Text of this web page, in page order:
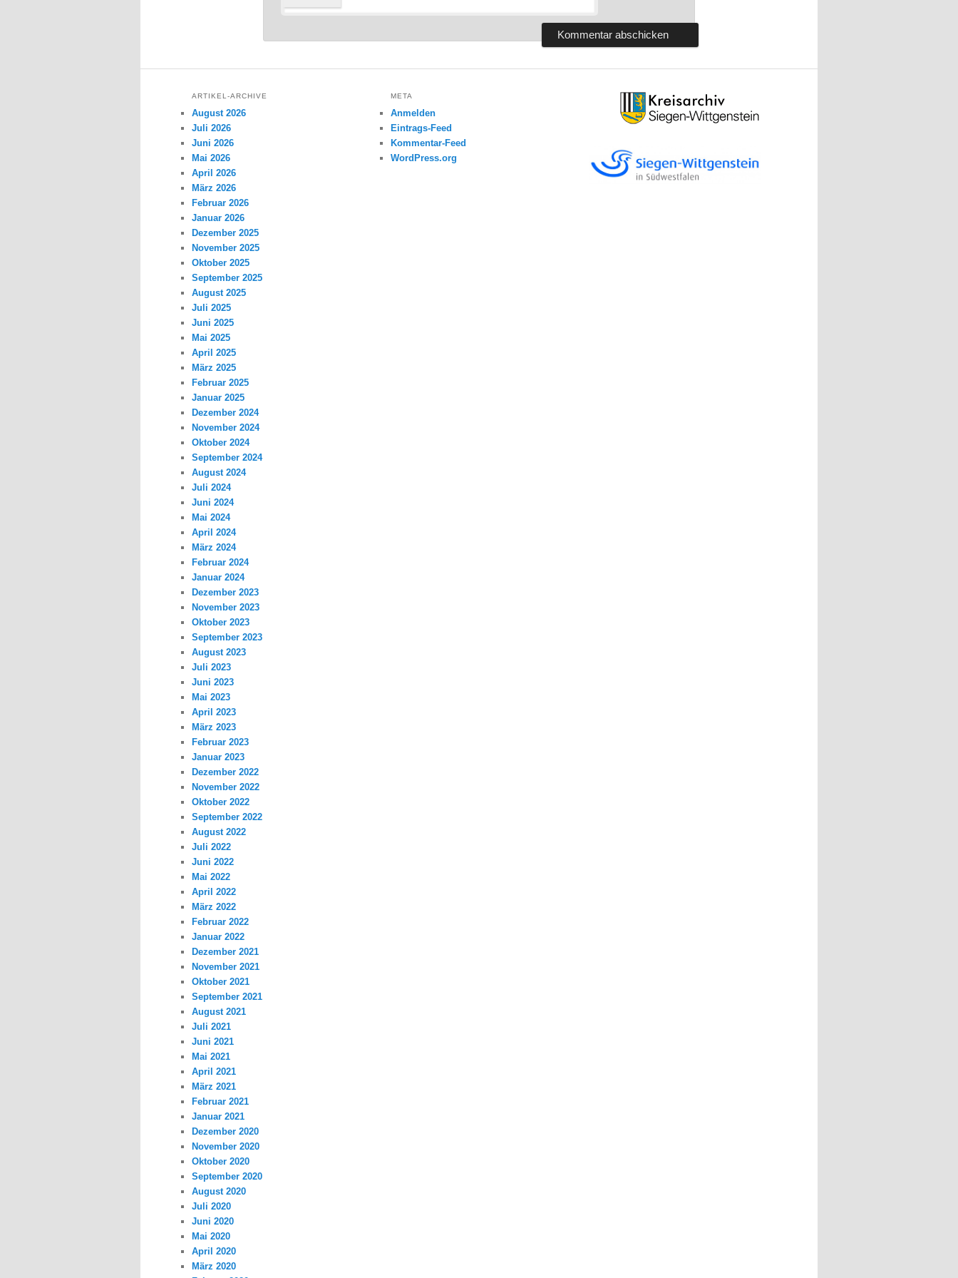
ARTIKEL-ARCHIVE
August 2026
Juli 2026
Juni 2026
Mai 2026
April 2026
März 2026
Februar 2026
Januar 2026
Dezember 2025
November 2025
Oktober 2025
September 2025
August 2025
Juli 2025
Juni 2025
Mai 2025
April 2025
März 2025
Februar 2025
Januar 2025
Dezember 2024
November 2024
Oktober 2024
September 2024
August 2024
Juli 2024
Juni 2024
Mai 2024
April 2024
März 2024
Februar 2024
Januar 2024
Dezember 2023
November 2023
Oktober 2023
September 2023
August 2023
Juli 2023
Juni 2023
Mai 2023
April 2023
März 2023
Februar 2023
Januar 2023
Dezember 2022
November 2022
Oktober 2022
September 2022
August 2022
Juli 2022
Juni 2022
Mai 2022
April 2022
März 2022
Februar 2022
Januar 2022
Dezember 2021
November 2021
Oktober 2021
September 2021
August 2021
Juli 2021
Juni 2021
Mai 2021
April 2021
März 2021
Februar 2021
Januar 2021
Dezember 2020
November 2020
Oktober 2020
September 2020
August 2020
Juli 2020
Juni 2020
Mai 2020
April 2020
März 2020
META
Anmelden
Eintrags-Feed
Kommentar-Feed
WordPress.org